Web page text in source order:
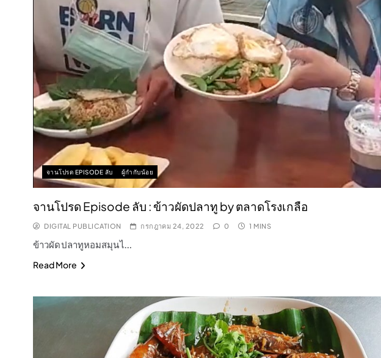
จานโปรด EPISODE ลับ ผู้กำกับน้อย
จานโปรด Episode ลับ : ข้าวผัดปลาทู by ตลาดโรงเกลือ
DIGITAL PUBLICATION กรกฎาคม 24, 2022 0 1 MINS
ข้าวผัดปลาทูหอมสมุนไ…
Read More